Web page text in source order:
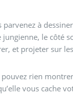
à
jungienne, le côté
et projeter sur
rien
vous cache